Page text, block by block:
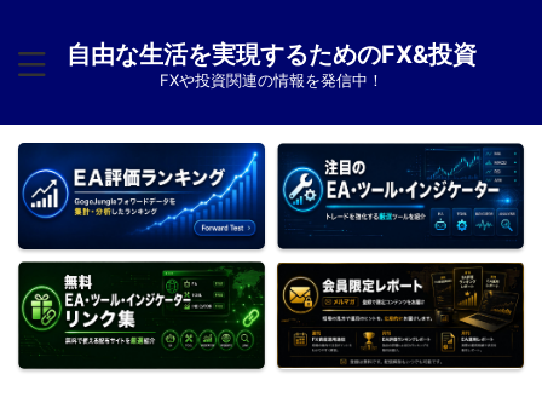
自由な生活を実現するためのFX&投資
FXや投資関連の情報を発信中！